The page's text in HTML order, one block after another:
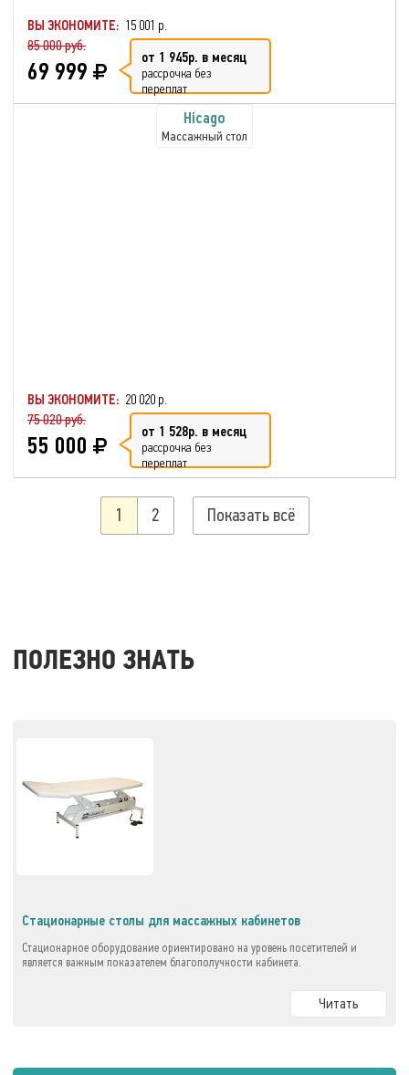
ВЫ ЭКОНОМИТЕ: 15 001 р.
85 000 руб.
69 999 от 1 945р. в месяц
рассрочка без
переплат
Hicago
Массажный стол
ВЫ ЭКОНОМИТЕ: 20 020 р.
75 020 руб.
55 000 от 1 528р. в месяц
рассрочка без
переплат
1 2 Показать всё
ПОЛЕЗНО ЗНАТЬ
Стационарные столы для массажных кабинетов
Стационарное оборудование ориентировано на уровень посетителей и
является важным показателем благополучности кабинета.
Читать